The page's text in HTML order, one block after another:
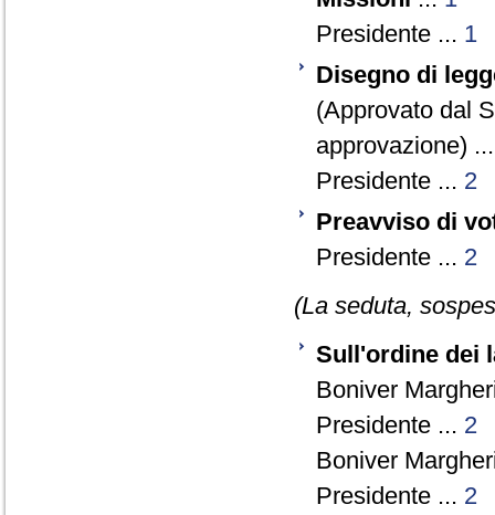
Presidente ... 1
Disegno di
(Approvato dal
approvazione)
Presidente ... 2
Preavviso di
Presidente ... 2
(La seduta,
Sull'ordine dei
Boniver
Presidente ... 2
Boniver
Presidente ... 2